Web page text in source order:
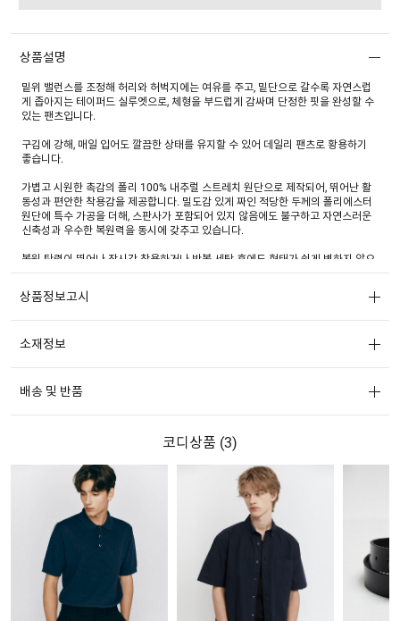
상품설명
밑위 밸런스를 조정해 허리와 허벅지에는 여유를 주고, 밑단으로 갈수록 자연스럽
게 좁아지는 테이퍼드 실루엣으로, 체형을 부드럽게 감싸며 단정한 핏을 완성할 수
있는 팬츠입니다.
구김에 강해, 매일 입어도 깔끔한 상태를 유지할 수 있어 데일리 팬츠로 황용하기
좋습니다.
가볍고 시원한 촉감의 폴리 100% 내추럴 스트레치 원단으로 제작되어, 뛰어난 활
동성과 편안한 착용감을 제공합니다. 밀도감 있게 짜인 적당한 두께의 폴리에스터
원단에 특수 가공을 더해, 스판사가 포함되어 있지 않음에도 불구하고 자연스러운
신축성과 우수한 복원력을 동시에 갖추고 있습니다.
복원 탄력이 뛰어나 장시간 착용하거나 반복 세탁 후에도 형태가 쉽게 변하지 않으
며, 흐트러짐 없이 깔끔한 핏을 유지해 줍니다.
감에는 내구성이 뛰어난 YKK社의 지퍼를 사용해 완성도를 높였습니다.
상품정보고시
소재정보
배송 및 반품
코디상품 (3)